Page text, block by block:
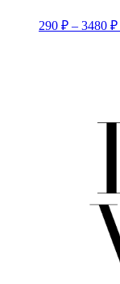
290 ₽ – 3480 ₽